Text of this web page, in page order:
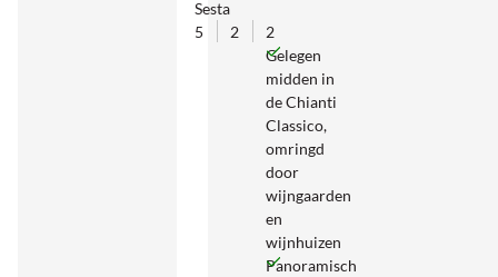
Sesta
5
2
2
Gelegen
midden in
de Chianti
Classico,
omringd
door
wijngaarden
en
wijnhuizen
Panoramisch